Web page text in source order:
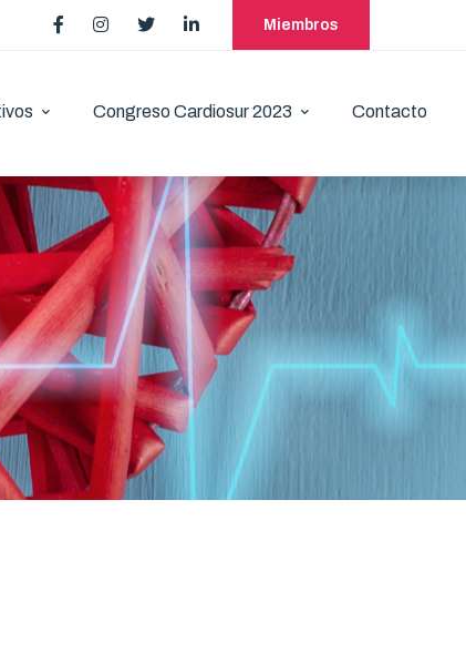
Miembros
Congreso Cardiosur 2023 Contacto